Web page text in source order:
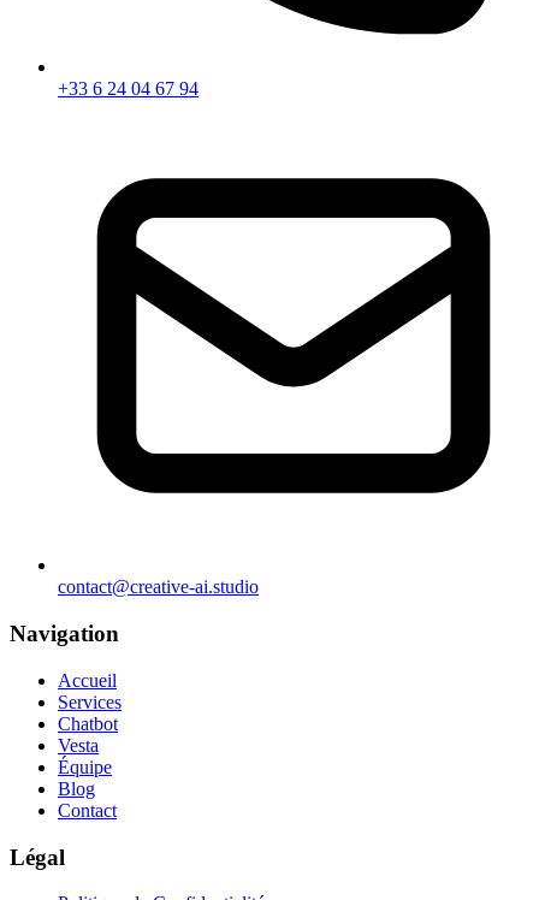
+33 6 24 04 67 94
contact@creative-ai.studio
Navigation
Accueil
Services
Chatbot
Vesta
Équipe
Blog
Contact
Légal